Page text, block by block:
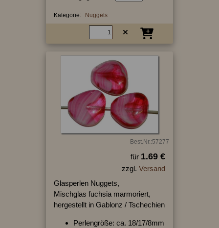
Kategorie: Nuggets
Best.Nr.:57277
für 1.69 €
zzgl. Versand
Glasperlen Nuggets,
Mischglas fuchsia marmoriert,
hergestellt in Gablonz / Tschechien
Perlengröße: ca. 18/17/8mm